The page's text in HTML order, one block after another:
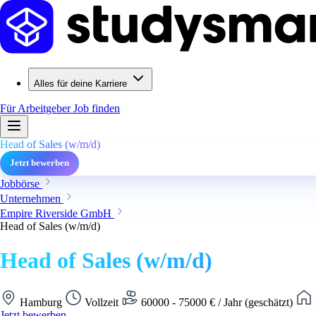
Alles für deine Karriere
Für ArbeitgeberJob finden
Head of Sales (w/m/d)
Jetzt bewerben
Jobbörse
Unternehmen
Empire Riverside GmbH
Head of Sales (w/m/d)
Head of Sales (w/m/d)
Hamburg Vollzeit 60000 - 75000 € / Jahr (geschätzt)